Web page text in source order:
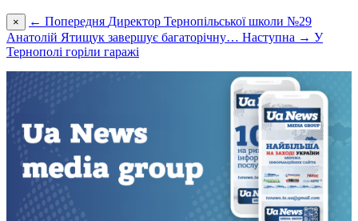
× ← Попередня Директор Тернопільської школи №29
Анатолій Ятищук завершує багаторічну… Наступна → У
Тернополі горіли гаражі